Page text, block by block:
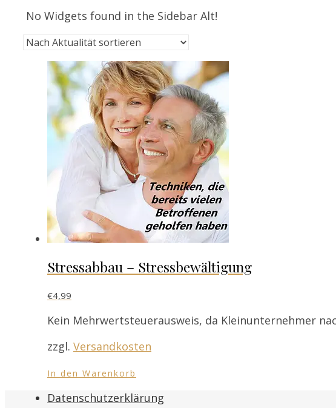
No Widgets found in the Sidebar Alt!
Stressabbau – Stressbewältigung
€4,99
Kein Mehrwertsteuerausweis, da Kleinunternehmer
zzgl. Versandkosten
In den Warenkorb
Datenschutzerklärung